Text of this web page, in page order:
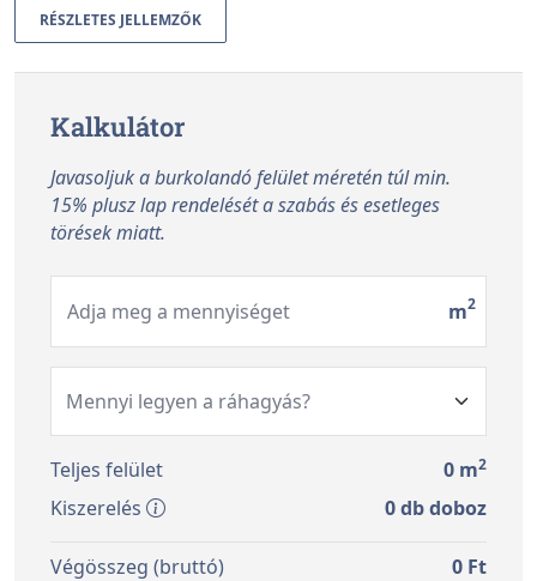
RÉSZLETES JELLEMZŐK
Kalkulátor
Javasoljuk a burkolandó felület méretén túl min.
15% plusz lap rendelését a szabás és esetleges
törések miatt.
Adja meg a mennyiséget m2
Teljes felület 0 m2
Kiszerelés 0db doboz
Végösszeg (bruttó) 0 Ft